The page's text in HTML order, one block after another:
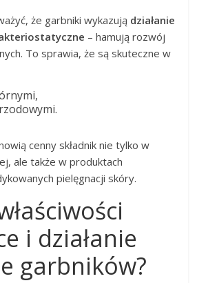
że garbniki wykazują działanie
– hamują rozwój
To sprawia, że są skuteczne w
cenny składnik nie tylko w
ale także w produktach
pielęgnacji skóry.
i działanie
garbników?